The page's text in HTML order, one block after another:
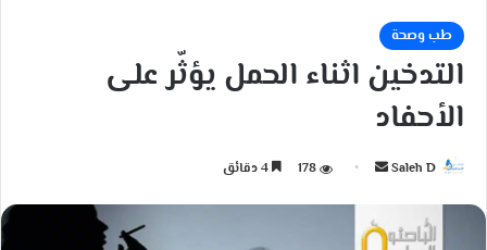
طب وصحة
التدخين اثناء الحمل يؤثّر على
الأحفاد
Saleh D
س
178